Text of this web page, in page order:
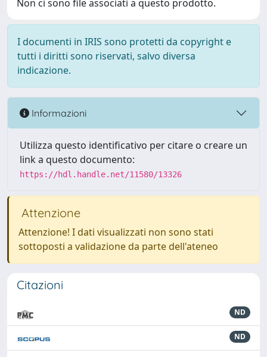
Non ci sono file associati a questo prodotto.
I documenti in IRIS sono protetti da copyright e
tutti i diritti sono riservati, salvo diversa
indicazione.
Informazioni
Utilizza questo identificativo per citare o creare un
link a questo documento:
https://hdl.handle.net/11580/13326
Attenzione
Attenzione! I dati visualizzati non sono stati
sottoposti a validazione da parte dell'ateneo
Citazioni
ND
ND